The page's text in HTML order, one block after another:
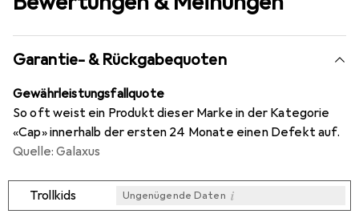
Garantie- & Rückgabequoten
Gewährleistungsfallquote
So oft weist ein Produkt dieser Marke in der Kategorie
«Cap» innerhalb der ersten 24 Monate einen Defekt auf.
Quelle: Galaxus
Trollkids Ungenügende Daten i